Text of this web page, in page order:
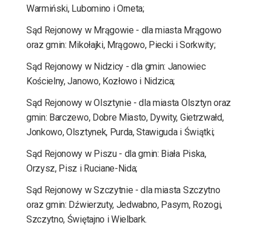
Warmiński, Lubomino i Orneta;
Sąd Rejonowy w Mrągowie - dla miasta Mrągowo
oraz gmin: Mikołajki, Mrągowo, Piecki i Sorkwity;
Sąd Rejonowy w Nidzicy - dla gmin: Janowiec
Kościelny, Janowo, Kozłowo i Nidzica;
Sąd Rejonowy w Olsztynie - dla miasta Olsztyn oraz
gmin: Barczewo, Dobre Miasto, Dywity, Gietrzwałd,
Jonkowo, Olsztynek, Purda, Stawiguda i Świątki;
Sąd Rejonowy w Piszu - dla gmin: Biała Piska,
Orzysz, Pisz i Ruciane-Nida;
Sąd Rejonowy w Szczytnie - dla miasta Szczytno
oraz gmin: Dźwierzuty, Jedwabno, Pasym, Rozogi,
Szczytno, Świętajno i Wielbark.